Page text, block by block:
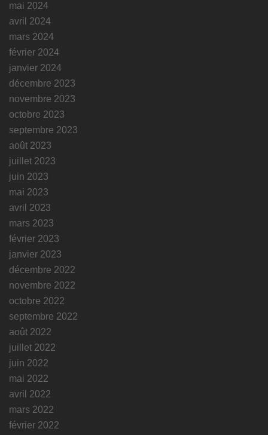
mai 2024
avril 2024
mars 2024
février 2024
janvier 2024
décembre 2023
novembre 2023
octobre 2023
septembre 2023
août 2023
juillet 2023
juin 2023
mai 2023
avril 2023
mars 2023
février 2023
janvier 2023
décembre 2022
novembre 2022
octobre 2022
septembre 2022
août 2022
juillet 2022
juin 2022
mai 2022
avril 2022
mars 2022
février 2022